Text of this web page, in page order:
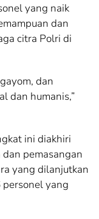
yang naik
dan
citra Polri di
dan
dan humanis,”
ini diakhiri
pemasangan
yang dilanjutkan
yang